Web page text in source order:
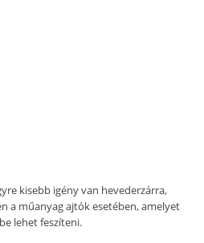
kisebb igény van hevederzárra,
a műanyag ajtók esetében, amelyet
lehet feszíteni.